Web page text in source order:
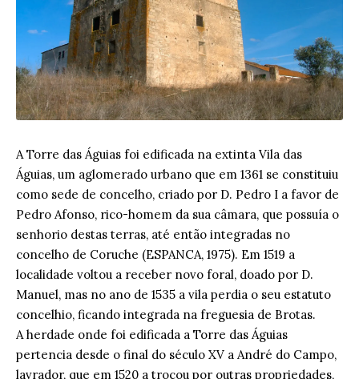
A Torre das Águias foi edificada na extinta Vila das
Águias, um aglomerado urbano que em 1361 se constituiu
como sede de concelho, criado por D. Pedro I a favor de
Pedro Afonso, rico-homem da sua câmara, que possuía o
senhorio destas terras, até então integradas no
concelho de Coruche (ESPANCA, 1975). Em 1519 a
localidade voltou a receber novo foral, doado por D.
Manuel, mas no ano de 1535 a vila perdia o seu estatuto
concelhio, ficando integrada na freguesia de Brotas.
A herdade onde foi edificada a Torre das Águias
pertencia desde o final do século XV a André do Campo,
lavrador, que em 1520 a trocou por outras propriedades,